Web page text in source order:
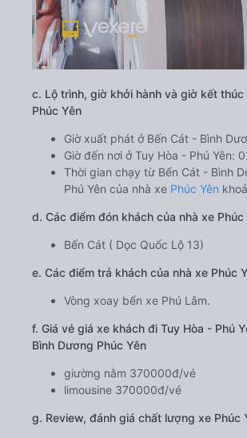
c. Lộ trình, giờ khởi hành và giờ kết
Phúc Yên
Giờ xuất phát ở Bến Cát - Bình
Giờ đến nơi ở Tuy Hòa - Phú Yên:
Thời gian chạy từ Bến Cát - Bình
Phú Yên của nhà xe Phúc Yên
d. Các điểm đón khách của nhà xe Phúc
Bến Cát ( Dọc Quốc Lộ 13)
e. Các điểm trả khách của nhà xe Phúc
Vòng xoay bến xe Phú Lâm.
f. Giá vé giá xe khách đi Tuy Hòa - Phú
Bình Dương Phúc Yên
giường nằm 370000đ/vé
limousine 370000đ/vé
g. Review, đánh giá chất lượng xe Phúc